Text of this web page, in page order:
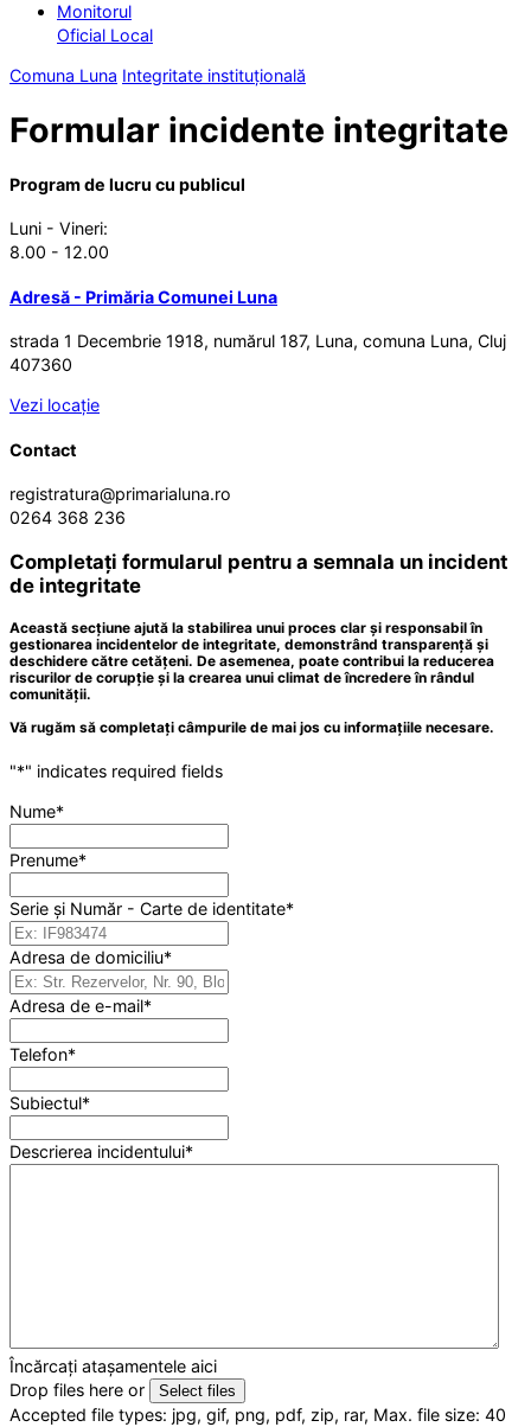
Monitorul
Oficial Local
Comuna Luna Integritate instituțională
Formular incidente integritate
Program de lucru cu publicul
Luni - Vineri:
8.00 - 12.00
Adresă - Primăria Comunei Luna
strada 1 Decembrie 1918, numărul 187, Luna, comuna Luna, Cluj
407360
Vezi locație
Contact
registratura@primarialuna.ro
0264 368 236
Completați formularul pentru a semnala un incident
de integritate
Această secțiune ajută la stabilirea unui proces clar și responsabil în
gestionarea incidentelor de integritate, demonstrând transparență și
deschidere către cetățeni. De asemenea, poate contribui la reducerea
riscurilor de corupție și la crearea unui climat de încredere în rândul
comunității.
Vă rugăm să completați câmpurile de mai jos cu informațiile necesare.
"*" indicates required fields
Nume*
Prenume*
Serie și Număr - Carte de identitate*
Adresa de domiciliu*
Adresa de e-mail*
Telefon*
Subiectul*
Descrierea incidentului*
Încărcați atașamentele aici
Drop files here or
Select files
Accepted file types: jpg, gif, png, pdf, zip, rar, Max. file size: 40